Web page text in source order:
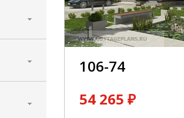
106-74
54 265 ₽